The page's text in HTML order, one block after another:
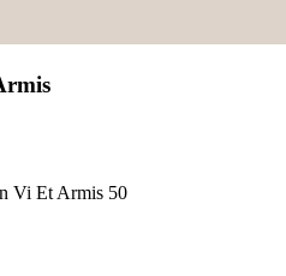
Vi Et Armis 50